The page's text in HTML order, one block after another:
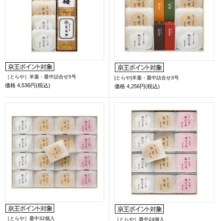
［とらや］羊羹・最中詰合せ5号
価格 4,536円(税込)
[とらや]羊羹・最中詰合せ3号
価格 4,256円(税込)
［とらや］最中32個入 ［とらや］最中24個入